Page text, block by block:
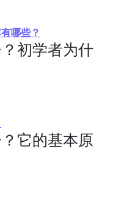
哪些？
初学者为什
它的基本原